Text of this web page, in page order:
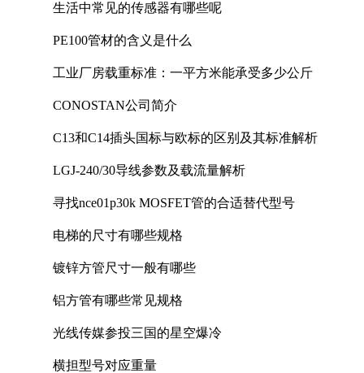
生活中常见的传感器有哪些呢
PE100管材的含义是什么
工业厂房载重标准：一平方米能承受多少公斤
CONOSTAN公司简介
C13和C14插头国标与欧标的区别及其标准解析
LGJ-240/30导线参数及载流量解析
寻找nce01p30k MOSFET管的合适替代型号
电梯的尺寸有哪些规格
镀锌方管尺寸一般有哪些
铝方管有哪些常见规格
光线传媒参投三国的星空爆冷
横担型号对应重量